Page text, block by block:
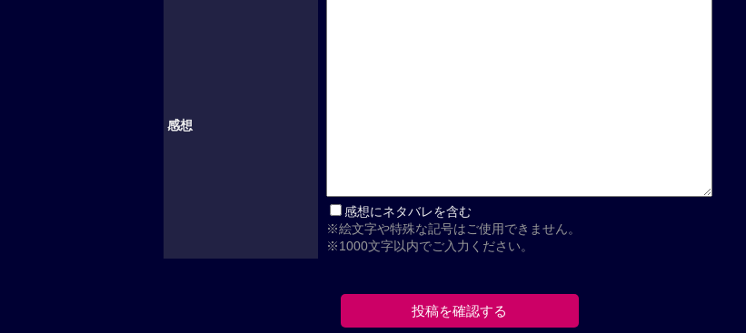
感想
感想にネタバレを含む
※絵文字や特殊な記号はご使用できません。
※1000文字以内でご入力ください。